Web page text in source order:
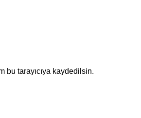
bu tarayıcıya kaydedilsin.